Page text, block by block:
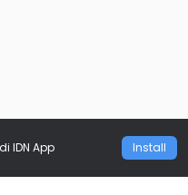
IDN App Install